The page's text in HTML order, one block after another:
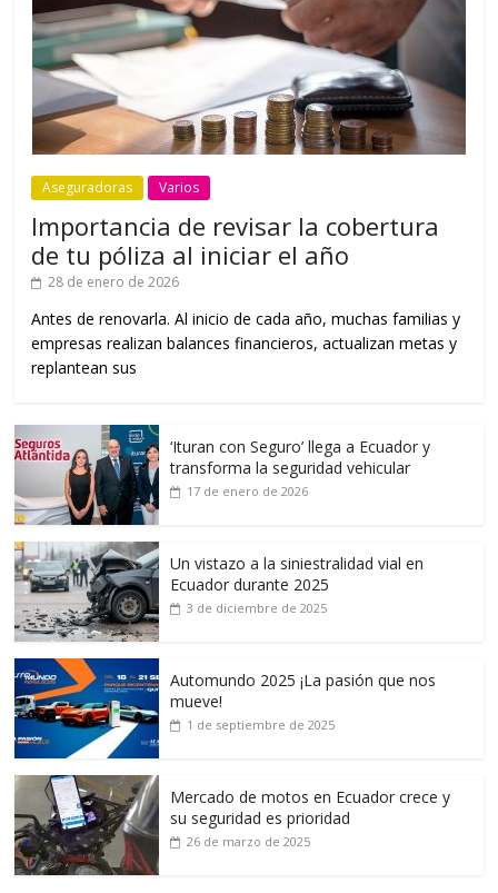
Aseguradoras Varios
Importancia de revisar la cobertura
de tu póliza al iniciar el año
28 de enero de 2026
Antes de renovarla. Al inicio de cada año, muchas familias y
empresas realizan balances financieros, actualizan metas y
replantean sus
‘Ituran con Seguro’ llega a Ecuador y
transforma la seguridad vehicular
17 de enero de 2026
Un vistazo a la siniestralidad vial en
Ecuador durante 2025
3 de diciembre de 2025
Automundo 2025 ¡La pasión que nos
mueve!
1 de septiembre de 2025
Mercado de motos en Ecuador crece y
su seguridad es prioridad
26 de marzo de 2025